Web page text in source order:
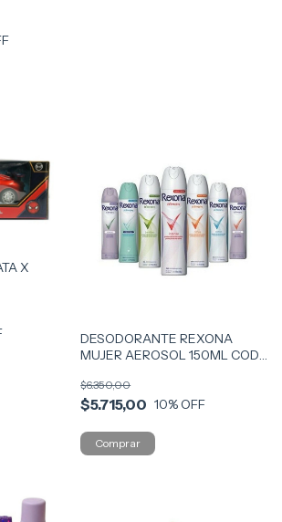
X
DESODORANTE REXONA
MUJER AEROSOL 150ML COD
$5.715,00
$6.350,00
10% OFF